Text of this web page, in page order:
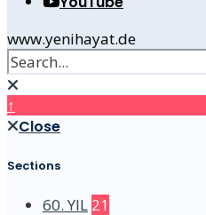
www.yenihayat.de
↑
Close
Sections
60. YIL 21